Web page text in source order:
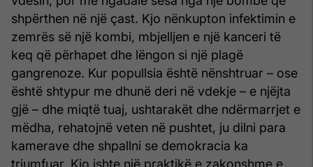
shpërthen në një çast. Kjo nën­kupton infektimin e
zemrës së një kombi, mbjelljen e një kan­ceri të
keq që përhapet dhe lëngon si një plagë
gangrenoze. Kur popullsia është nënshtruar – ose
është shtypur me dhunë deri në vdekje – e njëjta
gjë – dhe miqtë tuaj, ushtarakët dhe ndër­marrjet e
mëdha, rehatojnë veten në pushtet, ju dilni para
kame­rave dhe shpallni se demokracia ka
triumfuar. Kjo ishte një praktikë e zakonshme e